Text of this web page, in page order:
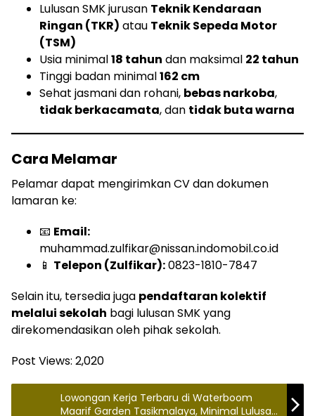
Lulusan SMK jurusan Teknik Kendaraan
Ringan (TKR) atau Teknik Sepeda Motor
(TSM)
Usia minimal18 tahun dan maksimal 22 tahun
Tinggi badan minimal162 cm
Sehat jasmani dan rohani, bebas narkoba,
tidak berkacamata, dan tidak buta warna
Cara Melamar
Pelamar dapat mengirimkan CV dan dokumen
lamaran ke:
📧 Email:
muhammad.zulfikar@nissan.indomobil.co.id
📱 Telepon (Zulfikar):0823-1810-7847
Selain itu, tersedia juga pendaftaran kolektif
melalui sekolah bagi lulusan SMK yang
direkomendasikan oleh pihak sekolah.
Post Views: 2,020
Lowongan Kerja Terbaru di Waterboom
Maarif Garden Tasikmalaya, Minimal Lulusan